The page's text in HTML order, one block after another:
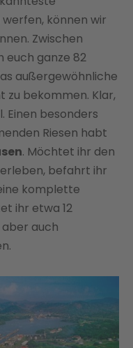
können wir
Zwischen
euch ganze 82
außergewöhnliche
zu bekommen. Klar,
Einen besonders
Riesen habt
. Möchtet ihr den
befahrt ihr
komplette
ihr etwa 12
auch